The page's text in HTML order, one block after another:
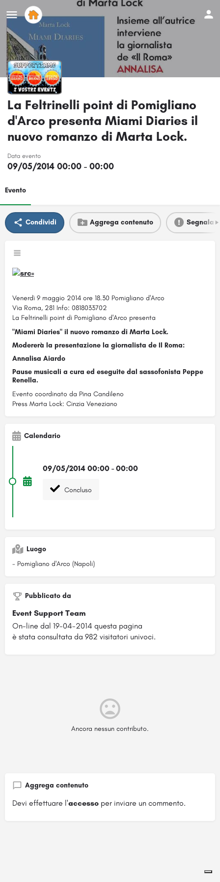
La Feltrinelli point di Pomigliano
d'Arco presenta Miami Diaries il
nuovo romanzo di Marta Lock.
Data evento
09/05/2014 00:00 - 00:00
Evento
Condividi Aggrega contenuto Segnala
Venerdì 9 maggio 2014 ore 18.30 Pomigliano d'Arco
Via Roma, 281 Info: 0818033702
La Feltrinelli point di Pomigliano d'Arco presenta
"Miami Diaries" il nuovo romanzo di Marta Lock.
Modererà la presentazione la giornalista de Il Roma:
Annalisa Aiardo
Pause musicali a cura ed eseguite dal sassofonista Peppe
Renella.
Evento coordinato da Pina Candileno
Press Marta Lock: Cinzia Veneziano
Calendario
09/05/2014 00:00 - 00:00
Concluso
Luogo
- Pomigliano d'Arco (Napoli)
Pubblicato da
Event Support Team
On-line dal 19-04-2014 questa pagina
è stata consultata da 982 visitatori univoci.
Ancora nessun contributo.
Aggrega contenuto
Devi effettuare l'accesso per inviare un commento.